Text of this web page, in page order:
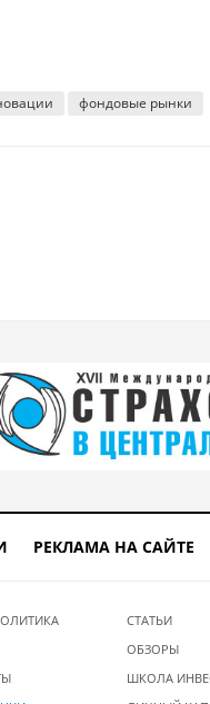
фондовые рынки
10 млн тенге
также криптовалюты,
РЕКЛАМА НА САЙТЕ
СТАТЬИ
ОБЗОРЫ
ШКОЛА